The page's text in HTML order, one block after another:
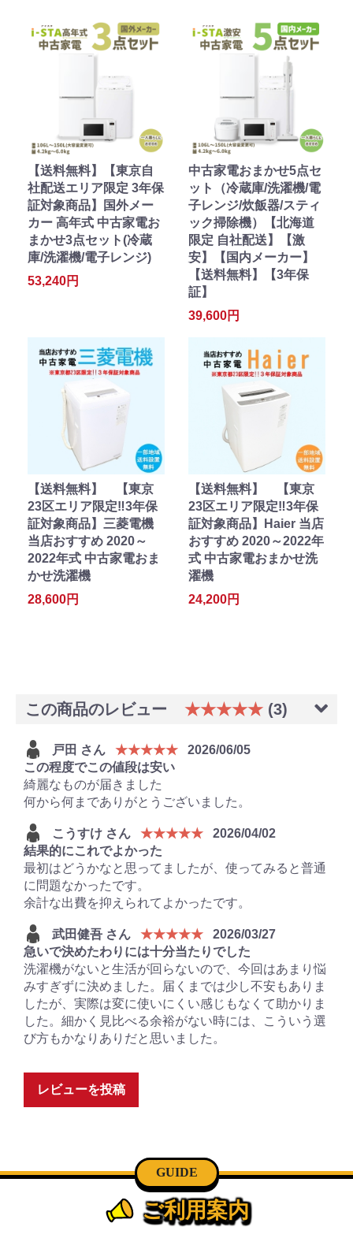
【送料無料】【東京自
社配送エリア限定 3年保
証対象商品】国外メー
カー 高年式 中古家電お
まかせ3点セット(冷蔵
庫/洗濯機/電子レンジ)
53,240円
中古家電おまかせ5点セ
ット（冷蔵庫/洗濯機/電
子レンジ/炊飯器/スティ
ック掃除機）【北海道
限定 自社配送】【激
安】【国内メーカー】
【送料無料】【3年保
証】
39,600円
【送料無料】 【東京
23区エリア限定‼3年保
証対象商品】三菱電機
当店おすすめ 2020～
2022年式 中古家電おま
かせ洗濯機
28,600円
【送料無料】 【東京
23区エリア限定‼3年保
証対象商品】Haier 当店
おすすめ 2020～2022年
式 中古家電おまかせ洗
濯機
24,200円
この商品のレビュー ★★★★★ (3)
戸田 さん ★★★★★
2026/06/05
この程度でこの値段は安い
綺麗なものが届きました
何から何までありがとうございました。
こうすけ さん ★★★★★
2026/04/02
結果的にこれでよかった
最初はどうかなと思ってましたが、使ってみると普通
に問題なかったです。
余計な出費を抑えられてよかったです。
武田健吾 さん ★★★★★
2026/03/27
急いで決めたわりには十分当たりでした
洗濯機がないと生活が回らないので、今回はあまり悩
みすぎずに決めました。届くまでは少し不安もありま
したが、実際は変に使いにくい感じもなくて助かりま
した。細かく見比べる余裕がない時には、こういう選
び方もかなりありだと思いました。
レビューを投稿
GUIDE
ご利用案内